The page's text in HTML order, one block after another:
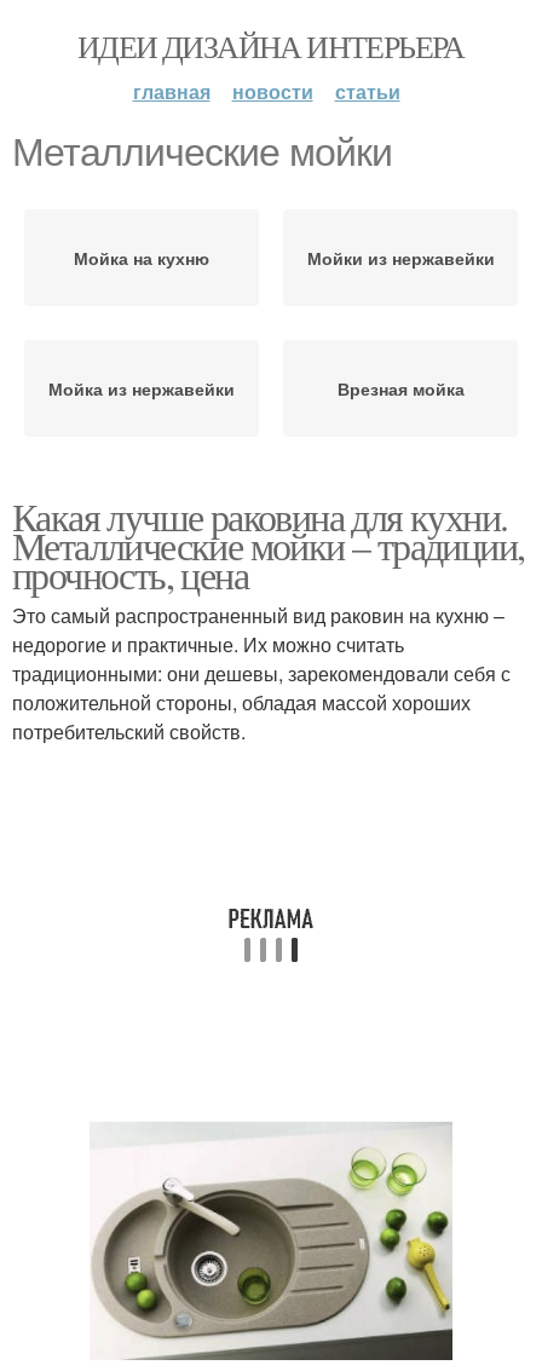
ИДЕИ ДИЗАЙНА ИНТЕРЬЕРА
главная новости статьи
Металлические мойки
Мойка на кухню Мойки из нержавейки
Мойка из нержавейки Врезная мойка
Какая лучше раковина для кухни.
Металлические мойки – традиции,
прочность, цена
Это самый распространенный вид раковин на кухню –
недорогие и практичные. Их можно считать
традиционными: они дешевы, зарекомендовали себя с
положительной стороны, обладая массой хороших
потребительский свойств.